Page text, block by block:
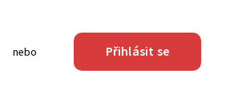
nebo Přihlásit se